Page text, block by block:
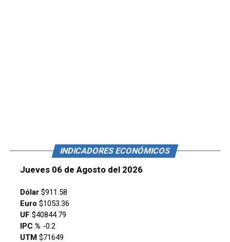
INDICADORES ECONÓMICOS
Jueves 06 de Agosto del 2026
Dólar$911.58
Euro $1053.36
UF $40844.79
IPC % -0.2
UTM$71649